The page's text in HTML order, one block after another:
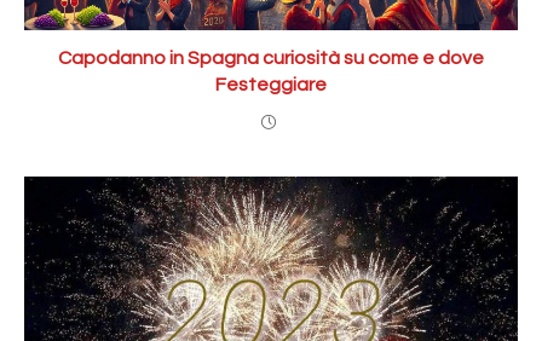
Capodanno in Spagna curiosità su come e dove
Festeggiare